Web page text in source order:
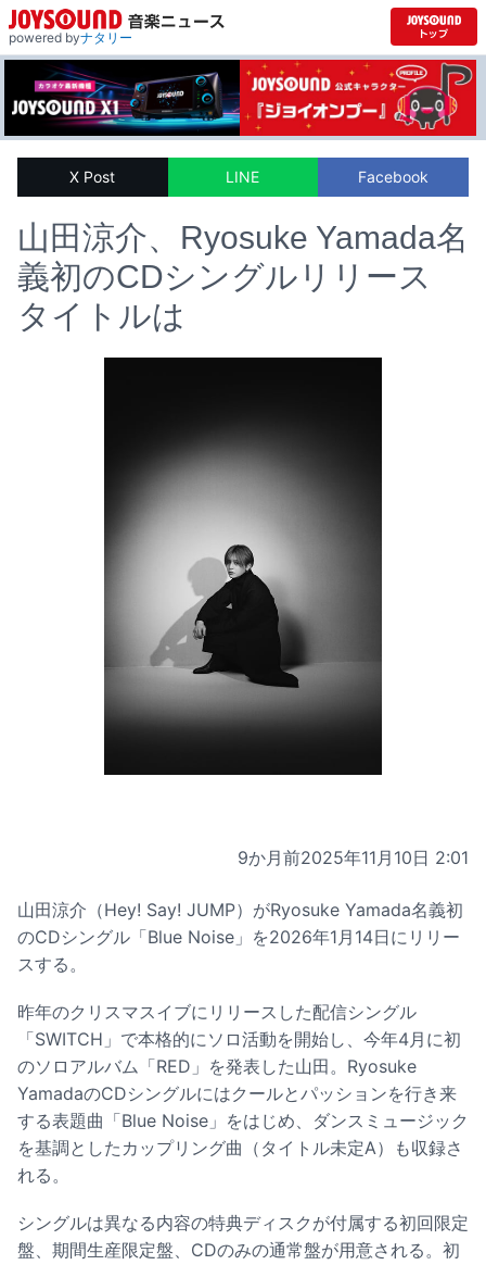
powered byナタリー
X Post LINE Facebook
山田涼介、Ryosuke Yamada名
義初のCDシングルリリース
タイトルは
9か月前2025年11月10日 2:01
山田涼介（Hey! Say! JUMP）がRyosuke Yamada名義初
のCDシングル「Blue Noise」を2026年1月14日にリリー
スする。
昨年のクリスマスイブにリリースした配信シングル
「SWITCH」で本格的にソロ活動を開始し、今年4月に初
のソロアルバム「RED」を発表した山田。Ryosuke
YamadaのCDシングルにはクールとパッションを行き来
する表題曲「Blue Noise」をはじめ、ダンスミュージック
を基調としたカップリング曲（タイトル未定A）も収録さ
れる。
シングルは異なる内容の特典ディスクが付属する初回限定
盤、期間生産限定盤、CDのみの通常盤が用意される。初